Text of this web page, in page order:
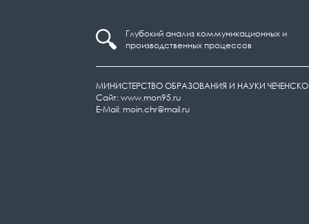
Глубокий анализ коммуникационных и
производственных процессов
МИНИСТЕРСТВО ОБРАЗОВАНИЯ И НАУКИ
Сайт: www.mon95.ru
E-Mail: moin.chr@mail.ru